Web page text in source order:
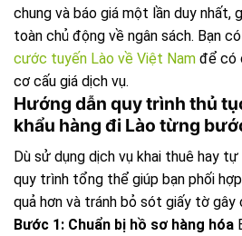
chung và báo giá một lần duy nhất,
toàn chủ động về ngân sách. Bạn
cước tuyến Lào về Việt Nam để có
cơ cấu giá dịch vụ.
Hướng dẫn quy trình thủ
khẩu hàng đi Lào từng
Dù sử dụng dịch vụ khai thuê hay
quy trình tổng thể giúp bạn phối
quả hơn và tránh bỏ sót giấy tờ gây
Bước 1: Chuẩn bị hồ sơ hàng hóa